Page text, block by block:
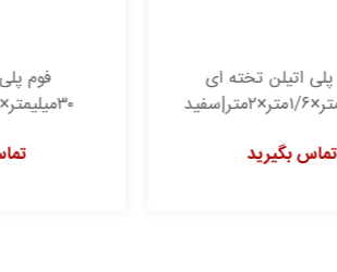
فوم پلی اتیلن تخته ای
۳۰میلیمتر×۱/۶متر×۲متر|سفید
تماس بگیرید